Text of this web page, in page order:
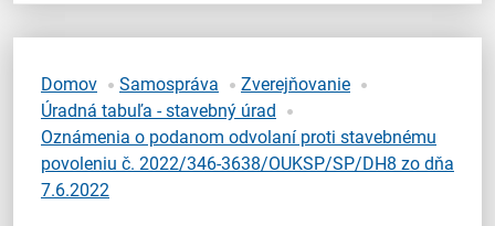
Samospráva
Miestny úrad
O Lamači
Domov Samospráva
Zverejňovanie
Úradná tabuľa - stavebný úrad
Oznámenia o podanom odvolaní proti stavebnému
povoleniu č. 2022/346-3638/OUKSP/SP/DH8 zo dňa
7.6.2022